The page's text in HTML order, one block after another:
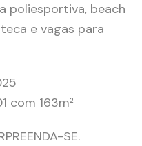
poliesportiva, beach
e vagas para
com 163m²
SE.